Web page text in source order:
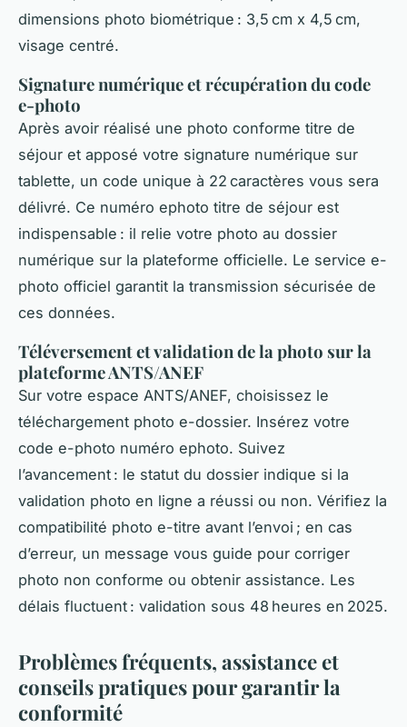
dimensions photo biométrique : 3,5 cm x 4,5 cm,
visage centré.
Signature numérique et récupération du code
e-photo
Après avoir réalisé une photo conforme titre de
séjour et apposé votre signature numérique sur
tablette, un code unique à 22 caractères vous sera
délivré. Ce numéro ephoto titre de séjour est
indispensable : il relie votre photo au dossier
numérique sur la plateforme officielle. Le service e-
photo officiel garantit la transmission sécurisée de
ces données.
Téléversement et validation de la photo sur la
plateforme ANTS/ANEF
Sur votre espace ANTS/ANEF, choisissez le
téléchargement photo e-dossier. Insérez votre
code e-photo numéro ephoto. Suivez
l’avancement : le statut du dossier indique si la
validation photo en ligne a réussi ou non. Vérifiez la
compatibilité photo e-titre avant l’envoi ; en cas
d’erreur, un message vous guide pour corriger
photo non conforme ou obtenir assistance. Les
délais fluctuent : validation sous 48 heures en 2025.
Problèmes fréquents, assistance et
conseils pratiques pour garantir la
conformité